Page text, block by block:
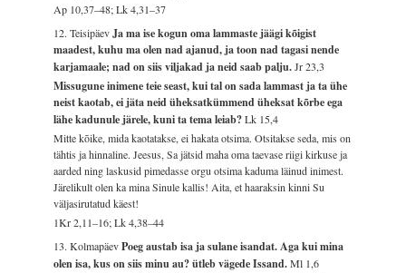
Ap 10,37–48; Lk 4,31–37
12. TeisipäevJa ma ise kogun oma lammaste jäägi kõigist
maadest, kuhu ma olen nad ajanud, ja toon nad tagasi nende
karjamaale; nad on siis viljakad ja neid saab palju.Jr 23,3
Missugune inimene teie seast, kui tal on sada lammast ja ta ühe
neist kaotab, ei jäta neid üheksatkümmend üheksat kõrbe ega
lähe kadunule järele, kuni ta tema leiab?Lk 15,4
Mitte kõike, mida kaotatakse, ei hakata otsima. Otsitakse seda, mis on
tähtis ja hinnaline. Jeesus, Sa jätsid maha oma taevase riigi kirkuse ja
aarded ning laskusid pimedasse orgu otsima kaduma läinud inimest.
Järelikult olen ka mina Sinule kallis! Aita, et haaraksin kinni Su
väljasirutatud käest!
1Kr 2,11–16; Lk 4,38–44
13. KolmapäevPoeg austab isa ja sulane isandat. Aga kui mina
olen isa, kus on siis minu au? ütleb vägede Issand.Ml 1,6